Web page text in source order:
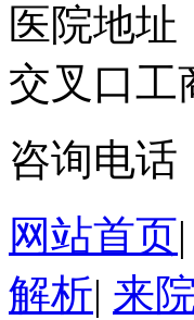
医院地址
交叉口工
咨询电话
网站首页|
解析| 来